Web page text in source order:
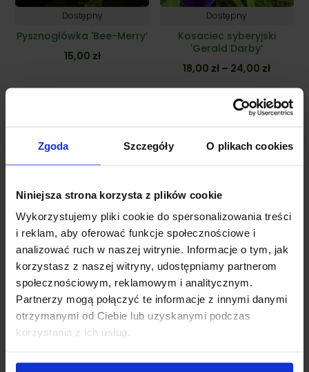
Zgoda Szczegóły O plikach cookies
Niniejsza strona korzysta z plików cookie
Wykorzystujemy pliki cookie do spersonalizowania treści
i reklam, aby oferować funkcje społecznościowe i
analizować ruch w naszej witrynie. Informacje o tym, jak
korzystasz z naszej witryny, udostępniamy partnerom
społecznościowym, reklamowym i analitycznym.
Partnerzy mogą połączyć te informacje z innymi danymi
otrzymanymi od Ciebie lub uzyskanymi podczas
korzystania z ich usług.
Dostępny
Pysznogłówka 'Bee-Merry’
15,00 zł
Dostępny
Kosaciec syberyjski
'Gerald Darby’
18,00 zł – 24,00 złZakres
cen:
od
do
Dostępny
Jeżówka 'Magnus’
22,00
Zakres
cen:
do
Dostępny
Gailardia oścista 'Mesa™
Peach’
12,00zł
Nasze poradniki